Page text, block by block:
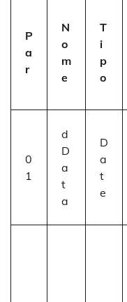
P
a
r
N
o
m
e
T
i
p
o
0
1
d
D
a
t
a
D
a
t
e